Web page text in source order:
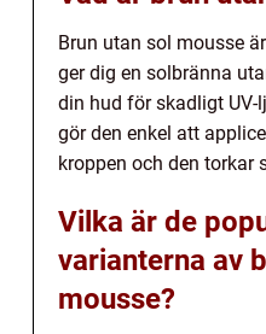
Brun utan sol mousse
ger dig en solbränna
din hud för skadligt UV-
gör den enkel att
kroppen och den torkar
Vilka är de
varianterna av
mousse?